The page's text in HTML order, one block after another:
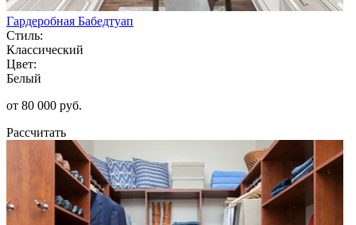
Гардеробная Бабедтуап
Стиль:
Классический
Цвет:
Белый
от 80 000 руб.
Рассчитать